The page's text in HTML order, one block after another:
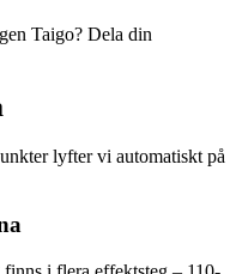
Taigo? Dela din
lyfter vi automatiskt på